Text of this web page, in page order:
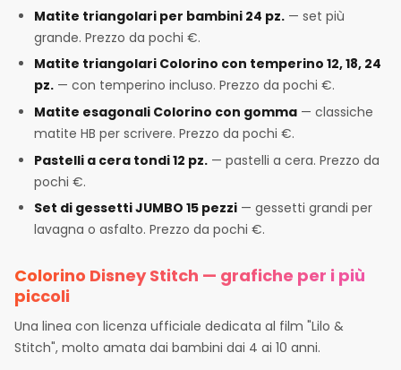
Matite triangolari per bambini 24 pz. — set più
grande. Prezzo da pochi €.
Matite triangolari Colorino con temperino 12, 18, 24
pz. — con temperino incluso. Prezzo da pochi €.
Matite esagonali Colorino con gomma — classiche
matite HB per scrivere. Prezzo da pochi €.
Pastelli a cera tondi 12 pz. — pastelli a cera. Prezzo da
pochi €.
Set di gessetti JUMBO 15 pezzi — gessetti grandi per
lavagna o asfalto. Prezzo da pochi €.
Colorino Disney Stitch — grafiche per i più
piccoli
Una linea con licenza ufficiale dedicata al film "Lilo &
Stitch", molto amata dai bambini dai 4 ai 10 anni.